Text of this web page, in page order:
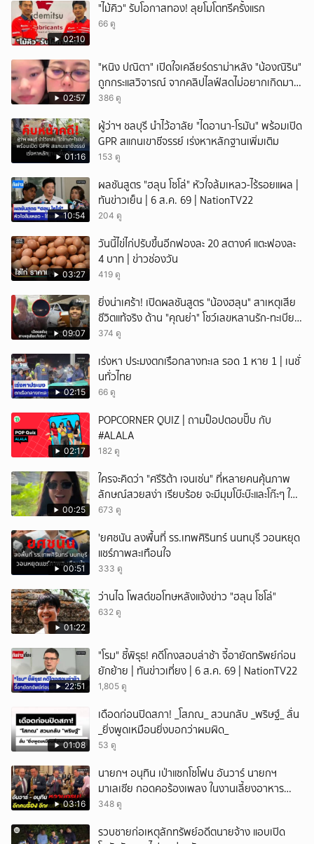
02:10
"ไม้คิว" รับโอกาสทอง! ลุยโมโตทรีครั้งแรก
66 ดู
02:57
"หนิง ปณิตา" เปิดใจเคลียร์ดราม่าหลัง "น้องณิริน"
ถูกกระแสวิจารณ์ จากคลิปไลฟ์สดไม่อยากเกิดมา
หน้าเหมือนพ่อ
386 ดู
01:16
ผู้ว่าฯ ชลบุรี นำไว้อาลัย "ไดอานา-โรมัน" พร้อมเปิด
GPR สแกนเขาชีจรรย์ เร่งหาหลักฐานเพิ่มเติม
153 ดู
10:54
ผลชันสูตร "ฮลุน โซโล่" หัวใจล้มเหลว-ไร้รอยแผล |
ทันข่าวเย็น | 6 ส.ค. 69 | NationTV22
204 ดู
03:27
วันนี้ไข่ไก่ปรับขึ้นอีกฟองละ 20 สตางค์ แตะฟองละ
4 บาท | ข่าวช่องวัน
419 ดู
09:07
ยิ่งน่าเศร้า! เปิดผลชันสูตร "น้องฮลุน" สาเหตุเสีย
ชีวิตแท้จริง ด้าน "คุณย่า" โชว์เลขหลานรัก-ทะเบียน
รถเคลื่อนร่าง!
374 ดู
02:15
เร่งหา ประมงตกเรือกลางทะเล รอด 1 หาย 1 | เนชั่
นทั่วไทย
66 ดู
02:17
POPCORNER QUIZ | ถามป็อปตอบปั๊บ กับ
#ALALA
182 ดู
00:25
ใครจะคิดว่า "ศรีริต้า เจนเซ่น" ที่หลายคนคุ้นภาพ
ลักษณ์สวยสง่า เรียบร้อย จะมีมุมโบ๊ะบ๊ะและโก๊ะๆ ให้
ได้อมยิ้มเหมือนกัน งานนี้ทำเอาแฟนๆ ทั้งเอ็นดูทั้ง
673 ดู
00:51
'ยศชนัน ลงพื้นที่ รร.เทพศิรินทร์ นนทบุรี วอนหยุด
แชร์ภาพสะเทือนใจ
333 ดู
01:22
ว่านไฉ โพสต์ขอโทษหลังแจ้งข่าว "ฮลุน โซโล่"
632 ดู
22:51
"โรม" ชี้พิรุธ! คดีโกงสอบล่าช้า จี้อายัดทรัพย์ก่อน
ยักย้าย | ทันข่าวเที่ยง | 6 ส.ค. 69 | NationTV22
1,805 ดู
01:08
เดือดก่อนปิดสภา! _โสภณ_ สวนกลับ _พริษฐ์_ ลั่น
_ยิ่งพูดเหมือนยิ่งบอกว่าผมผิด_
53 ดู
03:16
นายกฯ อนุทิน เป่าแซกโซโฟน อันวาร์ นายกฯ
มาเลเซีย กอดคอร้องเพลง ในงานเลี้ยงอาหาร
กลางวันต้อนรับ
348 ดู
รวบชายก่อเหตุลักทรัพย์อดีตนายจ้าง แอบเปิด